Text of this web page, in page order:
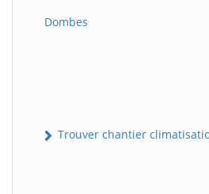
Dombes
Trouver chantier